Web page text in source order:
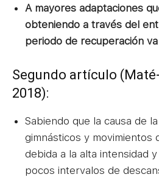
A mayores adaptaciones
obteniendo a través del
periodo de recuperación
Segundo artículo
2018):
Sabiendo que la causa de
gimnásticos y movimientos
debida a la alta intensidad
pocos intervalos de